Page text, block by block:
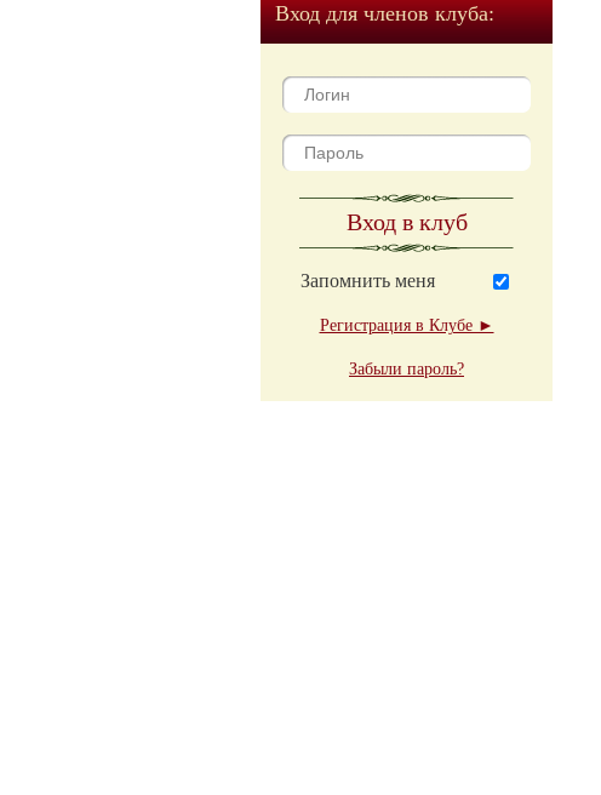
Вход для членов клуба:
Вход в клуб
Запомнить меня
Регистрация в Клубе ►
Забыли пароль?